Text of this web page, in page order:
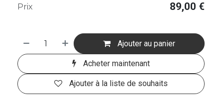
Ajouter au panier
Acheter maintenant
Ajouter à la liste de souhaits
Prix 89,00 €